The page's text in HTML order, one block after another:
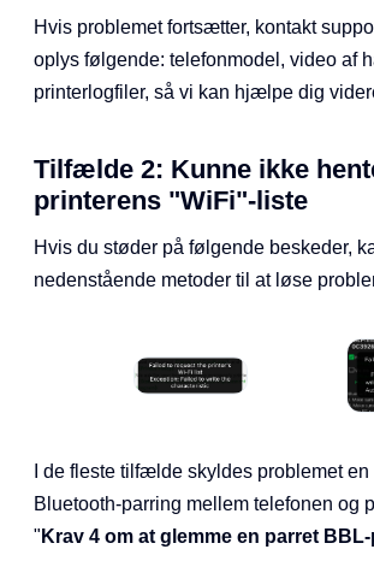
Hvis problemet fortsætter, kontakt
oplys følgende: telefonmodel, video af
printerlogfiler, så vi kan hjælpe dig
Tilfælde 2: Kunne ikke
printerens "WiFi"-liste
Hvis du støder på følgende beskeder,
nedenstående metoder til at løse
I de fleste tilfælde skyldes problemet
Bluetooth-parring mellem telefonen og
" Krav 4 om at glemme en parret